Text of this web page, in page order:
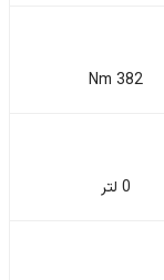
382 Nm
0 لتر